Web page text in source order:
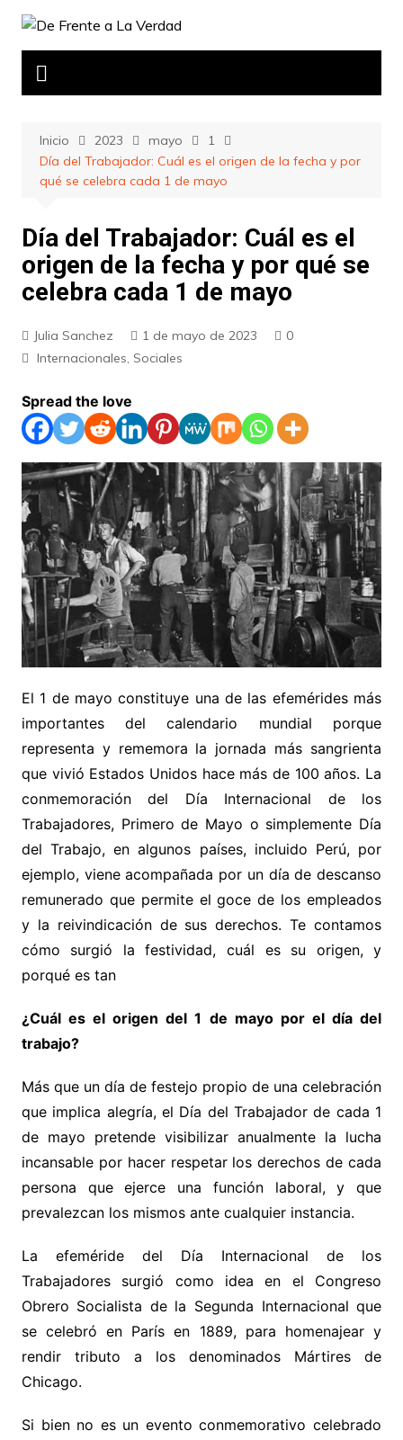
Saltar
contenido
Inicio 2023 mayo
1
Día del Trabajador: Cuál es el origen de la fecha y por
qué se celebra cada 1 de mayo
Día del Trabajador: Cuál es el
origen de la fecha y por qué se
celebra cada 1 de mayo
Julia Sanchez 1 de mayo de 2023
0
Internacionales, Sociales
Spread the love
El 1 de mayo constituye una de las efemérides más
importantes del calendario mundial porque
representa y rememora la jornada más sangrienta
que vivió Estados Unidos hace más de 100 años. La
conmemoración del Día Internacional de los
Trabajadores, Primero de Mayo o simplemente Día
del Trabajo, en algunos países, incluido Perú, por
ejemplo, viene acompañada por un día de descanso
remunerado que permite el goce de los empleados
y la reivindicación de sus derechos. Te contamos
cómo surgió la festividad, cuál es su origen, y
porqué es tan
¿Cuál es el origen del 1 de mayo por el día del
trabajo?
Más que un día de festejo propio de una celebración
que implica alegría, el Día del Trabajador de cada 1
de mayo pretende visibilizar anualmente la lucha
incansable por hacer respetar los derechos de cada
persona que ejerce una función laboral, y que
prevalezcan los mismos ante cualquier instancia.
La efeméride del Día Internacional de los
Trabajadores surgió como idea en el Congreso
Obrero Socialista de la Segunda Internacional que
se celebró en París en 1889, para homenajear y
rendir tributo a los denominados Mártires de
Chicago.
Si bien no es un evento conmemorativo celebrado